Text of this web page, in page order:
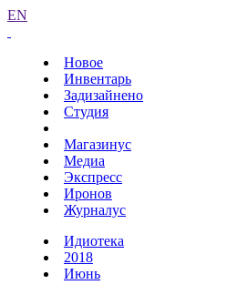
EN
Новое
Инвентарь
Задизайнено
Студия
Магазинус
Медиа
Экспресс
Иронов
Журналус
Идиотека
2018
Июнь